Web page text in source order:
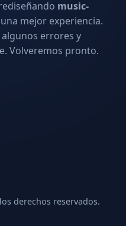
music-
mejor experiencia.
errores y
Volveremos pronto.
derechos reservados.